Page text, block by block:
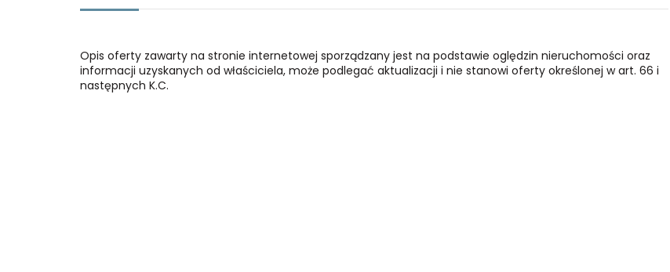
Opis oferty zawarty na stronie internetowej sporządzany jest na podstawie oględzin nieruchomości oraz
informacji uzyskanych od właściciela, może podlegać aktualizacji i nie stanowi oferty określonej w art. 66 i
następnych K.C.